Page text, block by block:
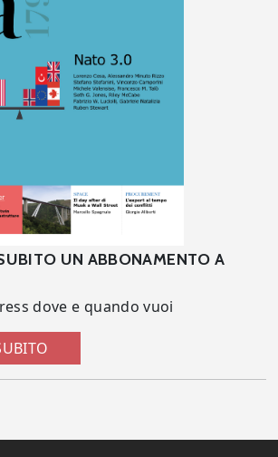
UN ABBONAMENTO A
dove e quando vuoi